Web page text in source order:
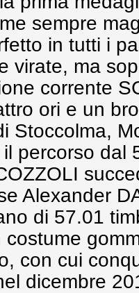
sempre
in tutti i
virate, ma
corrente
ori e un
Stoccolma,
percorso dal
Alexander
di 57.01
con cui
dicembre